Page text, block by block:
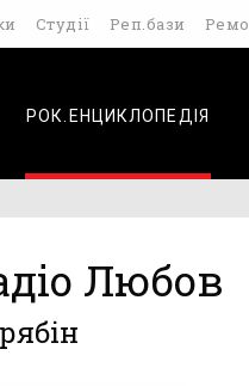
Студії Реп.бази
РОК.ЕНЦИКЛОПЕДІЯ
Любов